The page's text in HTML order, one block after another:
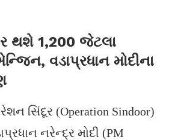
થશે 1,200 જેટલા
વડાપ્રધાન મોદીના
સિંદૂર (Operation Sindoor)
નરેન્દ્ર મોદી (PM